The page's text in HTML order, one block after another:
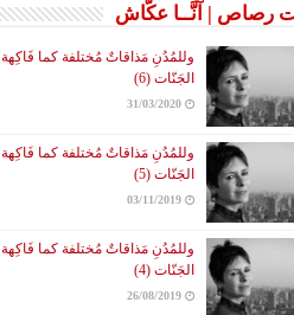
رصاص | آنَّــا عكَّاش
وللمُدُنِ مَذاقاتٌ مُختلفة كما فَاكِهة
الجَنّات (6)
31/03/2020
وللمُدُنِ مَذاقاتٌ مُختلفة كما فَاكِهة
الجَنّات (5)
03/11/2019
وللمُدُنِ مَذاقاتٌ مُختلفة كما فَاكِهة
الجَنّات (4)
26/08/2019